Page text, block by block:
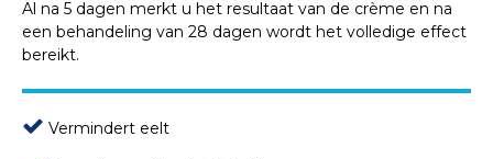
Al na 5 dagen merkt u het resultaat van de crème en na
een behandeling van 28 dagen wordt het volledige effect
bereikt.
Vermindert eelt